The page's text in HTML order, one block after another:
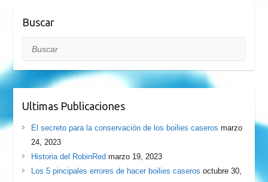
Buscar
Buscar
Ultimas Publicaciones
El secreto para la conservación de los boilies caseros marzo
24, 2023
Historia del RobinRed marzo 19, 2023
Los 5 pincipales errores de hacer boilies caseros octubre 30,